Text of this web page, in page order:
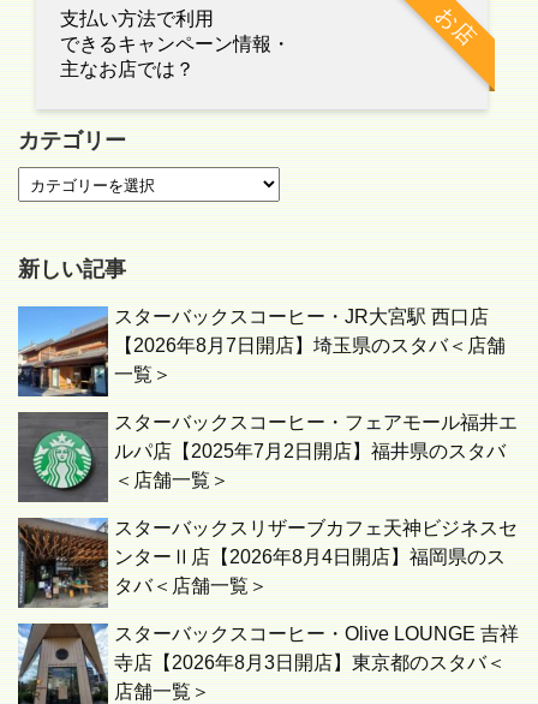
お店
支払い方法で利用
できるキャンペーン情報・
主なお店では？
カテゴリー
新しい記事
スターバックスコーヒー・JR大宮駅 西口店
【2026年8月7日開店】埼玉県のスタバ＜店舗
一覧＞
スターバックスコーヒー・フェアモール福井エ
ルパ店【2025年7月2日開店】福井県のスタバ
＜店舗一覧＞
スターバックスリザーブカフェ天神ビジネスセ
ンターⅡ店【2026年8月4日開店】福岡県のス
タバ＜店舗一覧＞
スターバックスコーヒー・Olive LOUNGE 吉祥
寺店【2026年8月3日開店】東京都のスタバ＜
店舗一覧＞